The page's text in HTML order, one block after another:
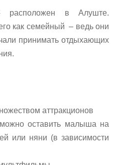
расположен в Алуште.
как семейный – ведь они
принимать отдыхающих
аттракционов
оставить малыша на
или няни (в зависимости